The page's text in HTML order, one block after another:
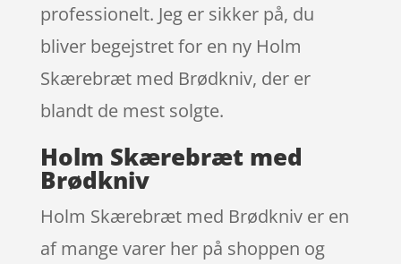
professionelt. Jeg er sikker på, du
bliver begejstret for en ny Holm
Skærebræt med Brødkniv, der er
blandt de mest solgte.
Holm Skærebræt med
Brødkniv
Holm Skærebræt med Brødkniv er en
af mange varer her på shoppen og